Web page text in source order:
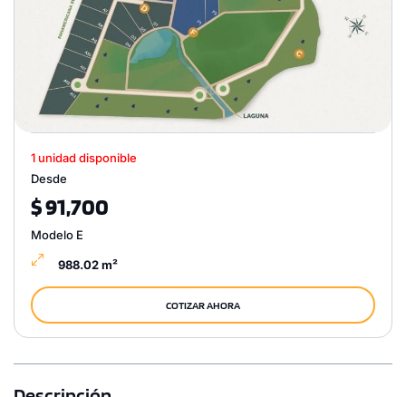
1 unidad disponible
Desde
$ 91,700
Modelo E
988.02 m²
COTIZAR AHORA